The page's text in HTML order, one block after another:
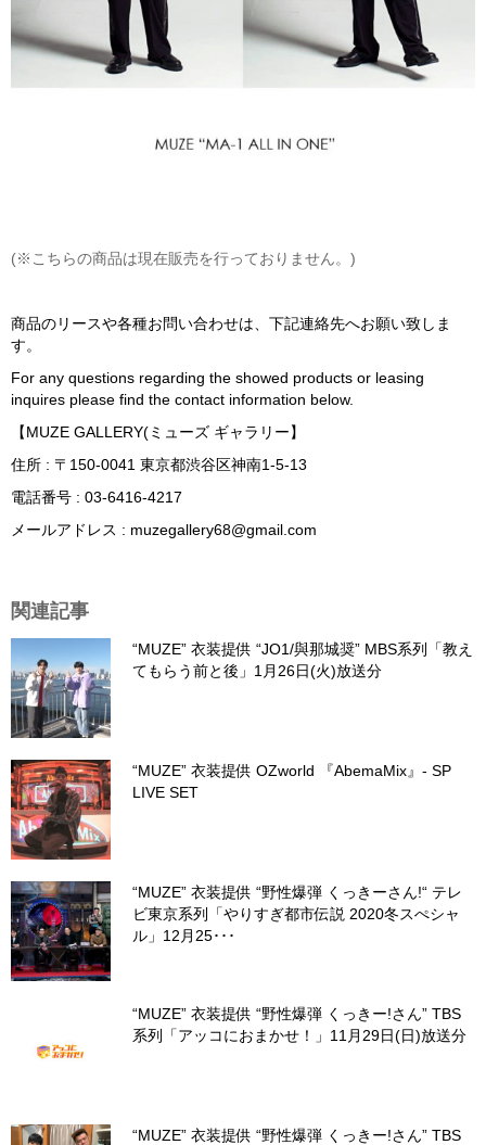
(※ こちらの商品は現在販売を行っておりません。 )
商品のリースや各種お問い合わせは、下記連絡先へお願い致しま
す。
For any questions regarding the showed products or leasing
inquires please find the contact information below.
【MUZE GALLERY(ミューズ ギャラリー】
住所 : 〒 150-0041 東京都渋谷区神南1-5-13
電話番号 : 03-6416-4217
メールアドレス : muzegallery68@gmail.com
関連記事
“MUZE” 衣装提供 “JO1/與那城奨” MBS系列「教え
てもらう前と後」1月26日(火)放送分
“MUZE” 衣装提供 OZworld 『AbemaMix』- SP
LIVE SET
“MUZE” 衣装提供 “野性爆弾 くっきーさん!“ テレ
ビ東京系列「やりすぎ都市伝説 2020冬スぺシャ
ル」12月25･･･
“MUZE” 衣装提供 “野性爆弾 くっきー!さん” TBS
系列「アッコにおまかせ！」11月29日(日)放送分
“MUZE” 衣装提供 “野性爆弾 くっきー!さん” TBS